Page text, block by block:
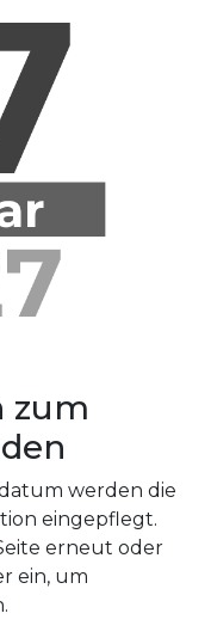
zum
werden die
eingepflegt.
erneut oder
ein, um